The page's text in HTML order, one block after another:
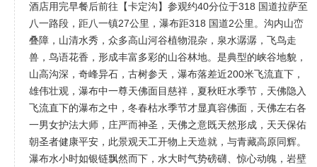
酒店用完早餐后前往【卡定沟】参观约40分位于318 国道拉萨至
八一路段，距八一镇27公里，瀑布距318 国道2公里。沟内山峦
叠障，山清水秀，众多高山河谷植物混杂，泉水潺潺，飞鸟走
兽，鸟语花香，形成丰富多彩的山谷林地。是典型的峡谷地貌，
山高沟深，奇峰异石，古树参天，瀑布落差近200米飞流直下，
雄伟壮观，瀑布中一尊天佛面目慈祥，夏秋旺水季节，天佛隐入
飞流直下的瀑布之中，冬春枯水季节才显真容佛面，天佛左右各
一男女护法大师，庄严而神圣，天佛之意既天然形成，天天保佑
朝圣者健康平安，此景观天工开物上天造就，与青藏高原同辉。
瀑布水小时如银链飘然而下，水大时气势磅礴、惊心动魄，岩壁